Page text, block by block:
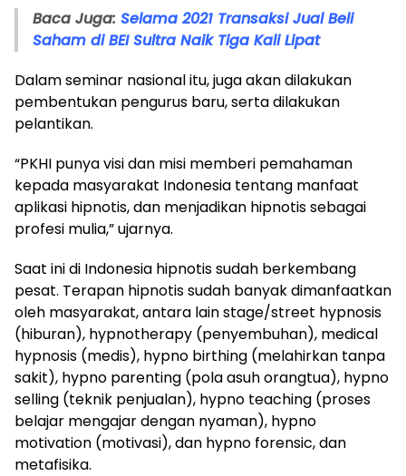
Baca Juga: Selama 2021 Transaksi Jual Beli
Saham di BEI Sultra Naik Tiga Kali Lipat
Dalam seminar nasional itu, juga akan dilakukan
pembentukan pengurus baru, serta dilakukan
pelantikan.
“PKHI punya visi dan misi memberi pemahaman
kepada masyarakat Indonesia tentang manfaat
aplikasi hipnotis, dan menjadikan hipnotis sebagai
profesi mulia,” ujarnya.
Saat ini di Indonesia hipnotis sudah berkembang
pesat. Terapan hipnotis sudah banyak dimanfaatkan
oleh masyarakat, antara lain stage/street hypnosis
(hiburan), hypnotherapy (penyembuhan), medical
hypnosis (medis), hypno birthing (melahirkan tanpa
sakit), hypno parenting (pola asuh orangtua), hypno
selling (teknik penjualan), hypno teaching (proses
belajar mengajar dengan nyaman), hypno
motivation (motivasi), dan hypno forensic, dan
metafisika.